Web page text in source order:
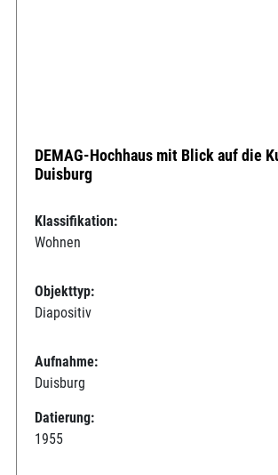
DEMAG-Hochhaus mit Blick auf die
Duisburg
Klassifikation:
Wohnen
Objekttyp:
Diapositiv
Aufnahme:
Duisburg
Datierung:
1955